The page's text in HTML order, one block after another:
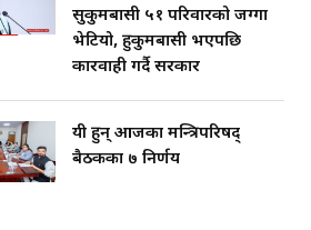
सुकुमबासी ५१ परिवारको जग्गा
भेटियो, हुकुमबासी भएपछि
कारवाही गर्दै सरकार
यी हुन् आजका मन्त्रिपरिषद्
बैठकका ७ निर्णय